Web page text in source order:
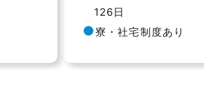
126日
寮・社宅制度あり